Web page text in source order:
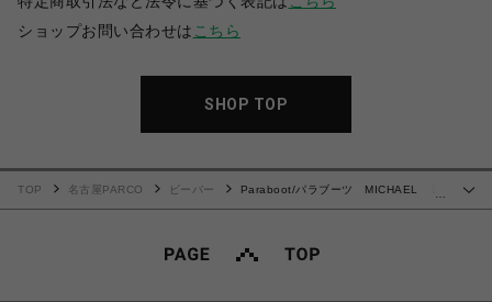
ショップお問い合わせは こちら
SHOP TOP
…
TOP 名古屋PARCO ビーバー
Paraboot/パラブーツ MICHAEL ミ